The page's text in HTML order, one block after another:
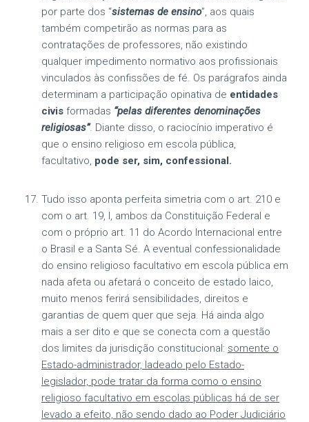
por parte dos “sistemas de ensino”, aos quais
também competirão as normas para as
contratações de professores, não existindo
qualquer impedimento normativo aos profissionais
vinculados às confissões de fé. Os parágrafos ainda
determinam a participação opinativa de entidades
civis formadas “pelas diferentes denominações
religiosas”. Diante disso, o raciocínio imperativo é
que o ensino religioso em escola pública,
facultativo, pode ser, sim, confessional.
Tudo isso aponta perfeita simetria com o art. 210 e
com o art. 19, I, ambos da Constituição Federal e
com o próprio art. 11 do Acordo Internacional entre
o Brasil e a Santa Sé. A eventual confessionalidade
do ensino religioso facultativo em escola pública em
nada afeta ou afetará o conceito de estado laico,
muito menos ferirá sensibilidades, direitos e
garantias de quem quer que seja. Há ainda algo
mais a ser dito e que se conecta com a questão
dos limites da jurisdição constitucional: somente o
Estado-administrador, ladeado pelo Estado-
legislador, pode tratar da forma como o ensino
religioso facultativo em escolas públicas há de ser
levado a efeito, não sendo dado ao Poder Judiciário